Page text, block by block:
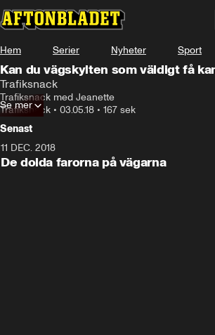
Hem Serier Nyheter Sport
Kan du vägskylten som väldigt få
Trafiksnack
Trafiksnack med Jeanette
Trafiksnack • 03.05.18 • 167 sek
Se mer
Senast
11 DEC. 2018
De dolda farorna på vägarna